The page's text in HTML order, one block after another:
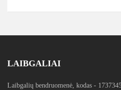
LAIBGALIAI
Laibgalių bendruomenė, kodas -